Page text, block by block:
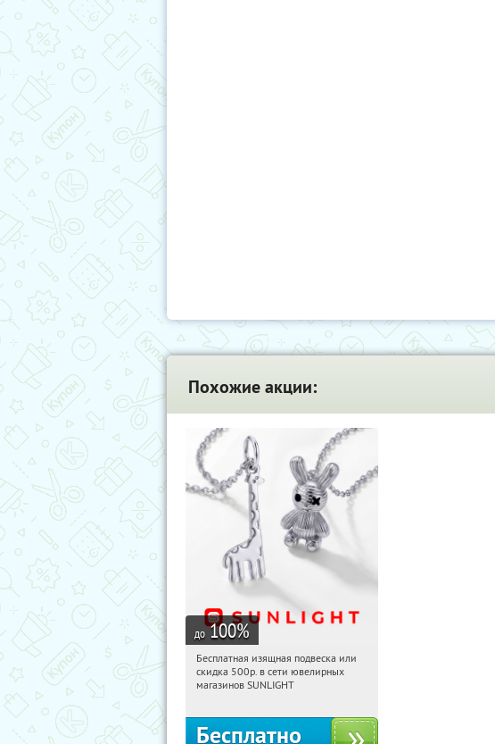
Похожие акции:
до 100%
13:18:15 Получили:
Россия
Бесплатная изящная подвеска или
скидка 500р. в сети ювелирных
магазинов SUNLIGHT
Бесплатно